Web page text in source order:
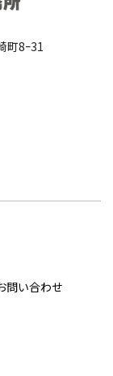
町8ｰ31
問い合わせ